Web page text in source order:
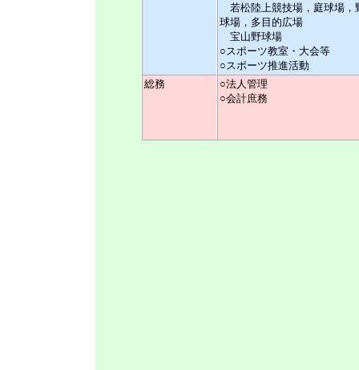
若松陸上競技場，庭球場，
球場，多目的広場
宝山野球場
○スポーツ教室・大会等
○スポーツ推進活動
総務
○法人管理
○会計庶務